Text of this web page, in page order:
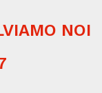
NOI